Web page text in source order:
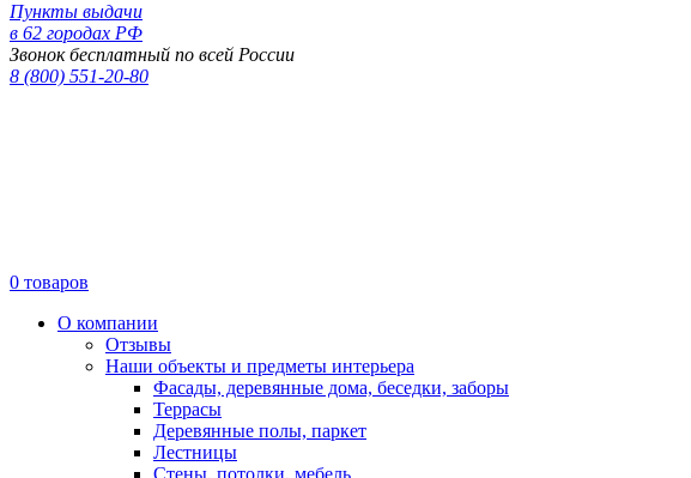
Пункты выдачи
в 62 городах РФ
Звонок бесплатный по всей России
8 (800) 551-20-80
0 товаров
О компании
Отзывы
Наши объекты и предметы интерьера
Фасады, деревянные дома, беседки, заборы
Террасы
Деревянные полы, паркет
Лестницы
Стены, потолки, мебель